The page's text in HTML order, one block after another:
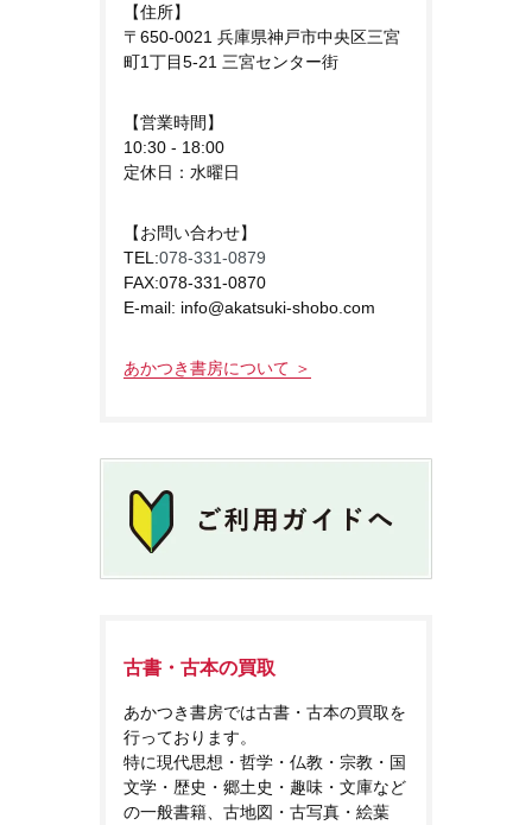
【住所】
〒650-0021 兵庫県神戸市中央区三宮
町1丁目5-21 三宮センター街
【営業時間】
10:30 - 18:00
定休日：水曜日
【お問い合わせ】
TEL:078-331-0879
FAX:078-331-0870
E-mail: info@akatsuki-shobo.com
あかつき書房について ＞
古書・古本の買取
あかつき書房では古書・古本の買取を
行っております。
特に現代思想・哲学・仏教・宗教・国
文学・歴史・郷土史・趣味・文庫など
の一般書籍、古地図・古写真・絵葉